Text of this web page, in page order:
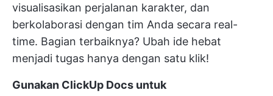
visualisasikan perjalanan karakter, dan
berkolaborasi dengan tim Anda secara real-
time. Bagian terbaiknya? Ubah ide hebat
menjadi tugas hanya dengan satu klik!
Gunakan ClickUp Docs untuk